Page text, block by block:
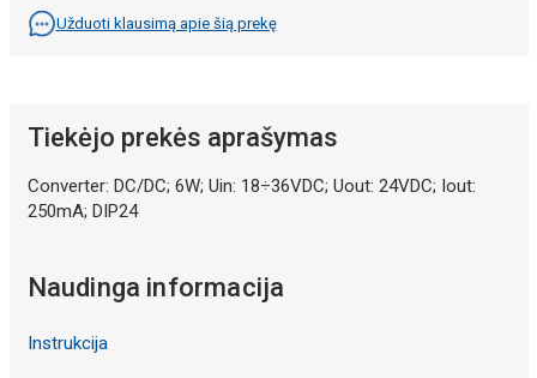
Užduoti klausimą apie šią prekę
Tiekėjo prekės aprašymas
Converter: DC/DC; 6W; Uin: 18÷36VDC; Uout: 24VDC; Iout:
250mA; DIP24
Naudinga informacija
Instrukcija